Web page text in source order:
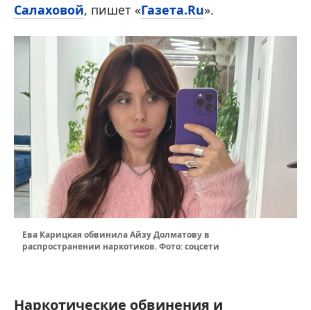
Салаховой, пишет «Газета.Ru».
Ева Карицкая обвинила Айзу Долматову в
распространении наркотиков. Фото: соцсети
Наркотические обвинения и